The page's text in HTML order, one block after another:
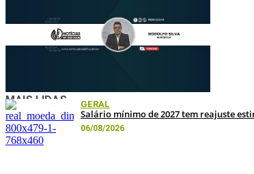
MAIS LIDAS GERAL
Salário mínimo de 2027 tem reajuste
06/08/2026